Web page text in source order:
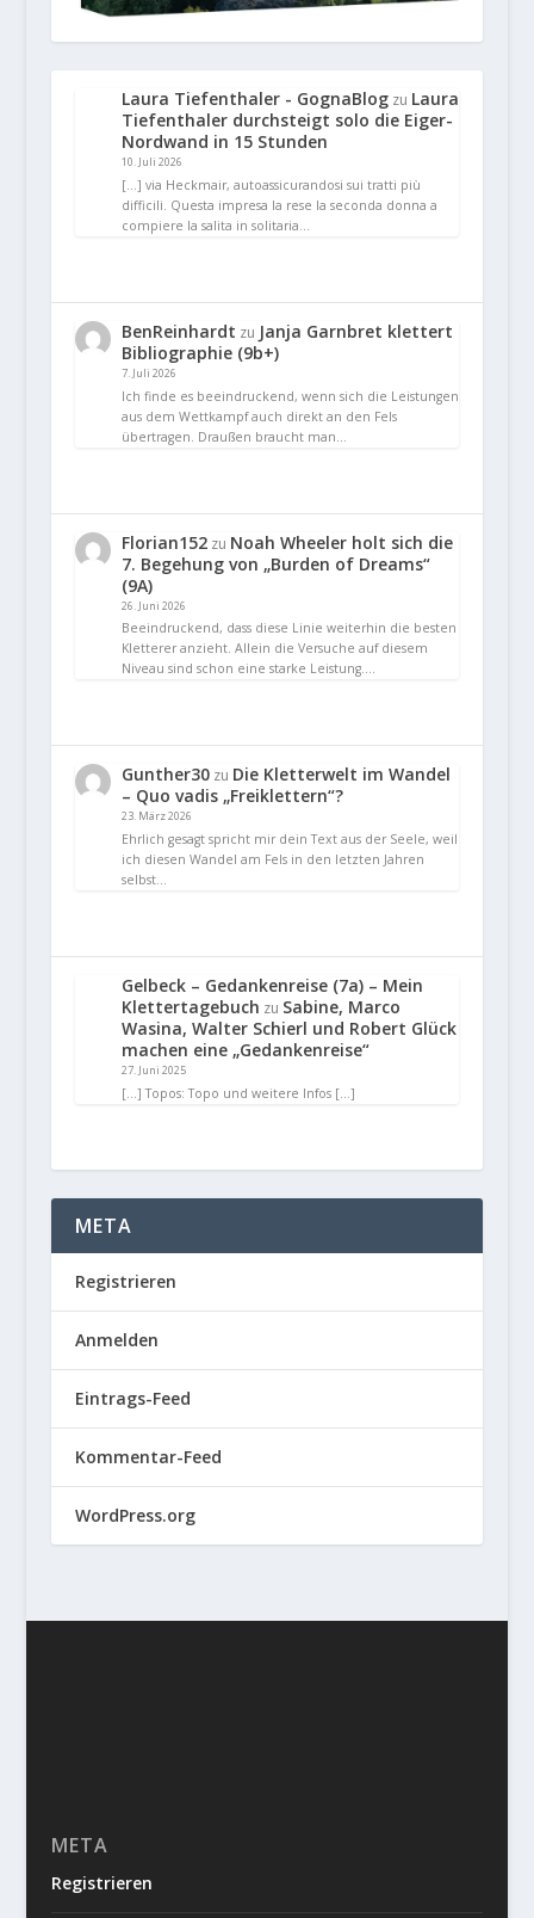
Laura Tiefenthaler - GognaBlogzu Laura
Tiefenthaler durchsteigt solo die Eiger-
Nordwand in 15 Stunden
10. Juli 2026
[…] via Heckmair, autoassicurandosi sui tratti più
difficili. Questa impresa la rese la seconda donna a
compiere la salita in solitaria…
BenReinhardt zu Janja Garnbret klettert
Bibliographie (9b+)
7. Juli 2026
Ich finde es beeindruckend, wenn sich die Leistungen
aus dem Wettkampf auch direkt an den Fels
übertragen. Draußen braucht man…
Florian152zu Noah Wheeler holt sich die
7. Begehung von „Burden of Dreams“
(9A)
26. Juni 2026
Beeindruckend, dass diese Linie weiterhin die besten
Kletterer anzieht. Allein die Versuche auf diesem
Niveau sind schon eine starke Leistung.…
Gunther30zu Die Kletterwelt im Wandel
– Quo vadis „Freiklettern“?
23. März 2026
Ehrlich gesagt spricht mir dein Text aus der Seele, weil
ich diesen Wandel am Fels in den letzten Jahren
selbst…
Gelbeck – Gedankenreise (7a) – Mein
Klettertagebuch zu Sabine, Marco
Wasina, Walter Schierl und Robert Glück
machen eine „Gedankenreise“
27. Juni 2025
[…] Topos: Topo und weitere Infos […]
META
Registrieren
Anmelden
Eintrags-Feed
Kommentar-Feed
WordPress.org
META
Registrieren